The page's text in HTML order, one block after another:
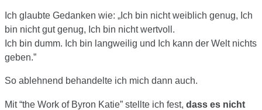
Ich glaubte Gedanken wie: „Ich bin nicht weiblich genug, Ich
bin nicht gut genug, Ich bin nicht wertvoll.
Ich bin dumm. Ich bin langweilig und Ich kann der Welt nichts
geben.”
So ablehnend behandelte ich mich dann auch.
Mit “the Work of Byron Katie” stellte ich fest, dass es nicht